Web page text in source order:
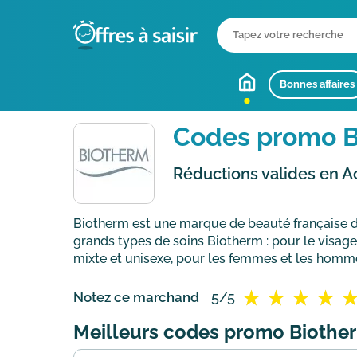
Bonnes affaires
Codes promo
Réductions valides en
Biotherm est une marque de beauté française
grands types de soins Biotherm : pour le
mixte et unisexe, pour les femmes et les
Notez ce marchand 5/5
Meilleurs codes promo